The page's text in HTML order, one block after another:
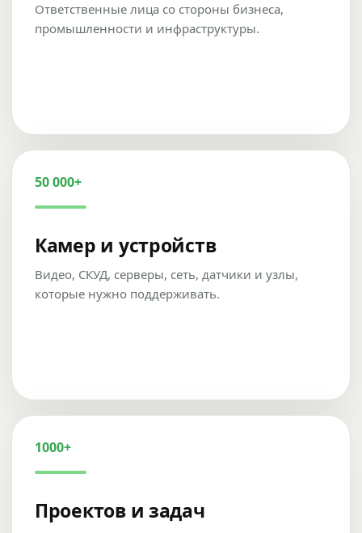
Ответственные лица со стороны бизнеса,
промышленности и инфраструктуры.
50 000+
Камер и устройств
Видео, СКУД, серверы, сеть, датчики и узлы,
которые нужно поддерживать.
1000+
Проектов и задач